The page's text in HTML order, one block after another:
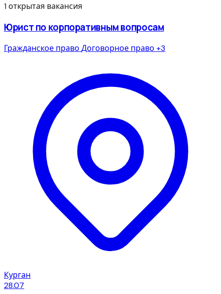
1 открытая вакансия
Юрист по корпоративным вопросам
Гражданское право Договорное право +3
Курган
28.07